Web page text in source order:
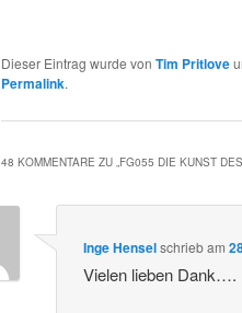
Dieser Eintrag wurde von Tim Pritlove
Permalink.
48 KOMMENTARE ZU „FG055 DIE KUNST
Inge Henselschriebam
Vielen lieben Dank….